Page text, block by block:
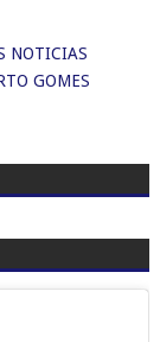
NOTICIAS
GOMES